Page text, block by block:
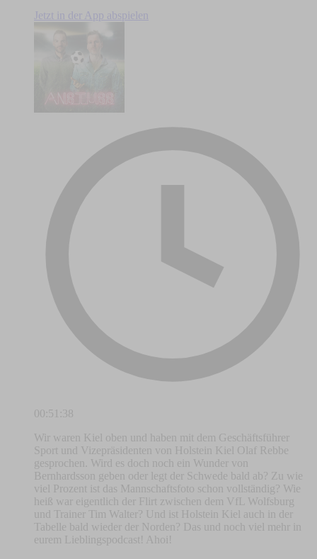
Jetzt in der App abspielen
00:51:38
Wir waren Kiel oben und haben mit dem Geschäftsführer
Sport und Vizepräsidenten von Holstein Kiel Olaf Rebbe
gesprochen. Wird es doch noch ein Wunder von
Bernhardsson geben oder legt der Schwede bald ab? Zu wie
viel Prozent ist das Mannschaftsfoto schon vollständig? Wie
heiß war eigentlich der Flirt zwischen dem VfL Wolfsburg
und Trainer Tim Walter? Und ist Holstein Kiel auch in der
Tabelle bald wieder der Norden? Das und noch viel mehr in
eurem Lieblingspodcast! Ahoi!